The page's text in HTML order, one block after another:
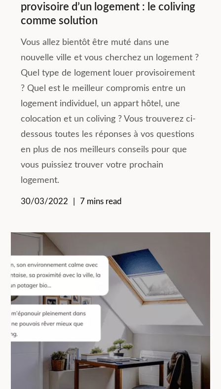
provisoire d’un logement : le coliving
comme solution
Vous allez bientôt être muté dans une
nouvelle ville et vous cherchez un logement ?
Quel type de logement louer provisoirement
? Quel est le meilleur compromis entre un
logement individuel, un appart hôtel, une
colocation et un coliving ? Vous trouverez ci-
dessous toutes les réponses à vos questions
en plus de nos meilleurs conseils pour que
vous puissiez trouver votre prochain
logement.
30/03/2022 7 mins read